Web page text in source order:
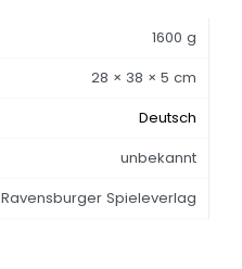
1600 g
28 × 38 × 5 cm
Deutsch
unbekannt
Ravensburger Spieleverlag